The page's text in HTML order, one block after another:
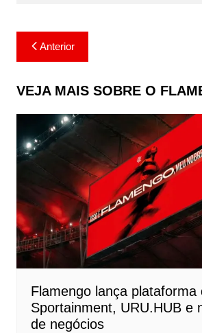
Navegação
de
Post
Anterior
VEJA MAIS SOBRE O
Flamengo lança plataforma
Sportainment, URU.HUB e
de negócios